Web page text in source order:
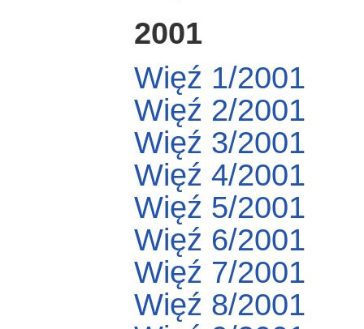
2001
Więź 1/2001
Więź 2/2001
Więź 3/2001
Więź 4/2001
Więź 5/2001
Więź 6/2001
Więź 7/2001
Więź 8/2001